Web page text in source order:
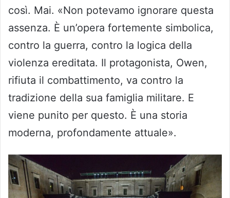
così. Mai. «Non potevamo ignorare questa
assenza. È un’opera fortemente simbolica,
contro la guerra, contro la logica della
violenza ereditata. Il protagonista, Owen,
rifiuta il combattimento, va contro la
tradizione della sua famiglia militare. E
viene punito per questo. È una storia
moderna, profondamente attuale».